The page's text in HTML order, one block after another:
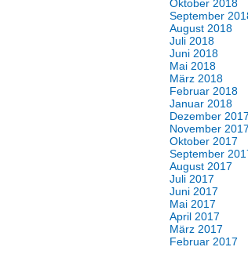
Oktober 2018
September
August 2018
Juli 2018
Juni 2018
Mai 2018
März 2018
Februar 2018
Januar 2018
Dezember 2017
November 2017
Oktober 2017
September
August 2017
Juli 2017
Juni 2017
Mai 2017
April 2017
März 2017
Februar 2017